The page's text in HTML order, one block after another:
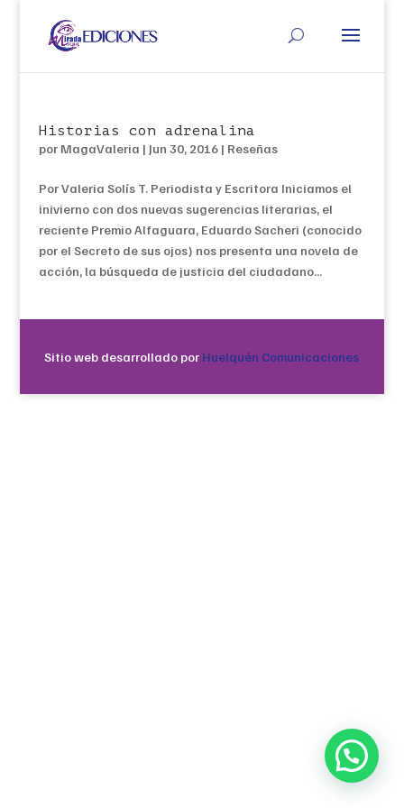
Historias con adrenalina
por MagaValeria | Jun 30, 2016| Reseñas
Por Valeria Solís T. Periodista y Escritora Iniciamos el
inivierno con dos nuevas sugerencias literarias, el
reciente Premio Alfaguara, Eduardo Sacheri (conocido
por el Secreto de sus ojos) nos presenta una novela de
acción, la búsqueda de justicia del ciudadano...
Sitio web desarrollado por Huelquén Comunicaciones